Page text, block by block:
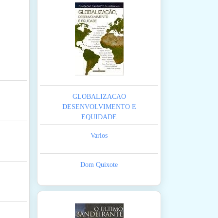
GLOBALIZACAO
DESENVOLVIMENTO E
EQUIDADE
Varios
Dom Quixote